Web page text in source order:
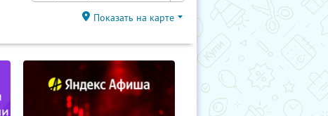
Показать на карте